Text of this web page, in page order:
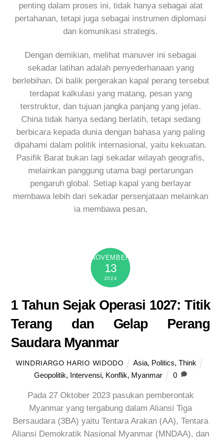
penting dalam proses ini, tidak hanya sebagai alat
pertahanan, tetapi juga sebagai instrumen diplomasi
dan komunikasi strategis.
Dengan demikian, melihat manuver ini sebagai
sekadar latihan adalah penyederhanaan yang
berlebihan. Di balik pergerakan kapal perang tersebut
terdapat kalkulasi yang matang, pesan yang
terstruktur, dan tujuan jangka panjang yang jelas.
China tidak hanya sedang berlatih, tetapi sedang
berbicara kepada dunia dengan bahasa yang paling
dipahami dalam politik internasional, yaitu kekuatan.
Pasifik Barat bukan lagi sekadar wilayah geografis,
melainkan panggung utama bagi pertarungan
pengaruh global. Setiap kapal yang berlayar
membawa lebih dari sekadar persenjataan melainkan
ia membawa pesan,
NOVEMBER
13
2024
1 Tahun Sejak Operasi 1027: Titik
Terang dan Gelap Perang
Saudara Myanmar
WINDRIARGO HARIO WIDODO Asia, Politics,Think
Geopolitik, Intervensi, Konflik, Myanmar 0
Pada 27 Oktober 2023 pasukan pemberontak
Myanmar yang tergabung dalam Aliansi Tiga
Bersaudara (3BA) yaitu Tentara Arakan (AA), Tentara
Aliansi Demokratik Nasional Myanmar (MNDAA), dan